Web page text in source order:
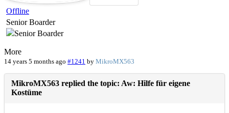
Offline
Senior Boarder
More
14 years 5 months ago #1241 by MikroMX563
MikroMX563 replied the topic: Aw: Hilfe für eigene
Kostüme